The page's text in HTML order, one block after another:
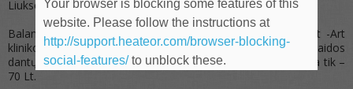
Liuksenburge.
Balandžio mėnesį PPA rūmų nariams ir jų šeimoms, Dent -Art
klinikos 20 -tojo gimtadienio proga taikoma 30 proc. nuolaidos
dantų gydymui ir plombavimui. Profesionalioji burnos higiena tik –
70 Lt.
Your browser is blocking some features of this
website. Please follow the instructions at
http://support.heateor.com/browser-blocking-
social-features/to unblock these.